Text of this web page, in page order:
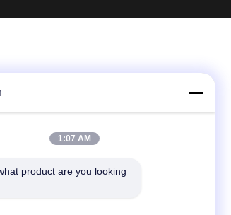
1:07 AM
product are you looking